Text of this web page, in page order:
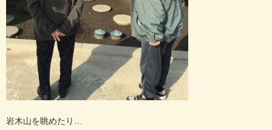
岩木山を眺めたり…